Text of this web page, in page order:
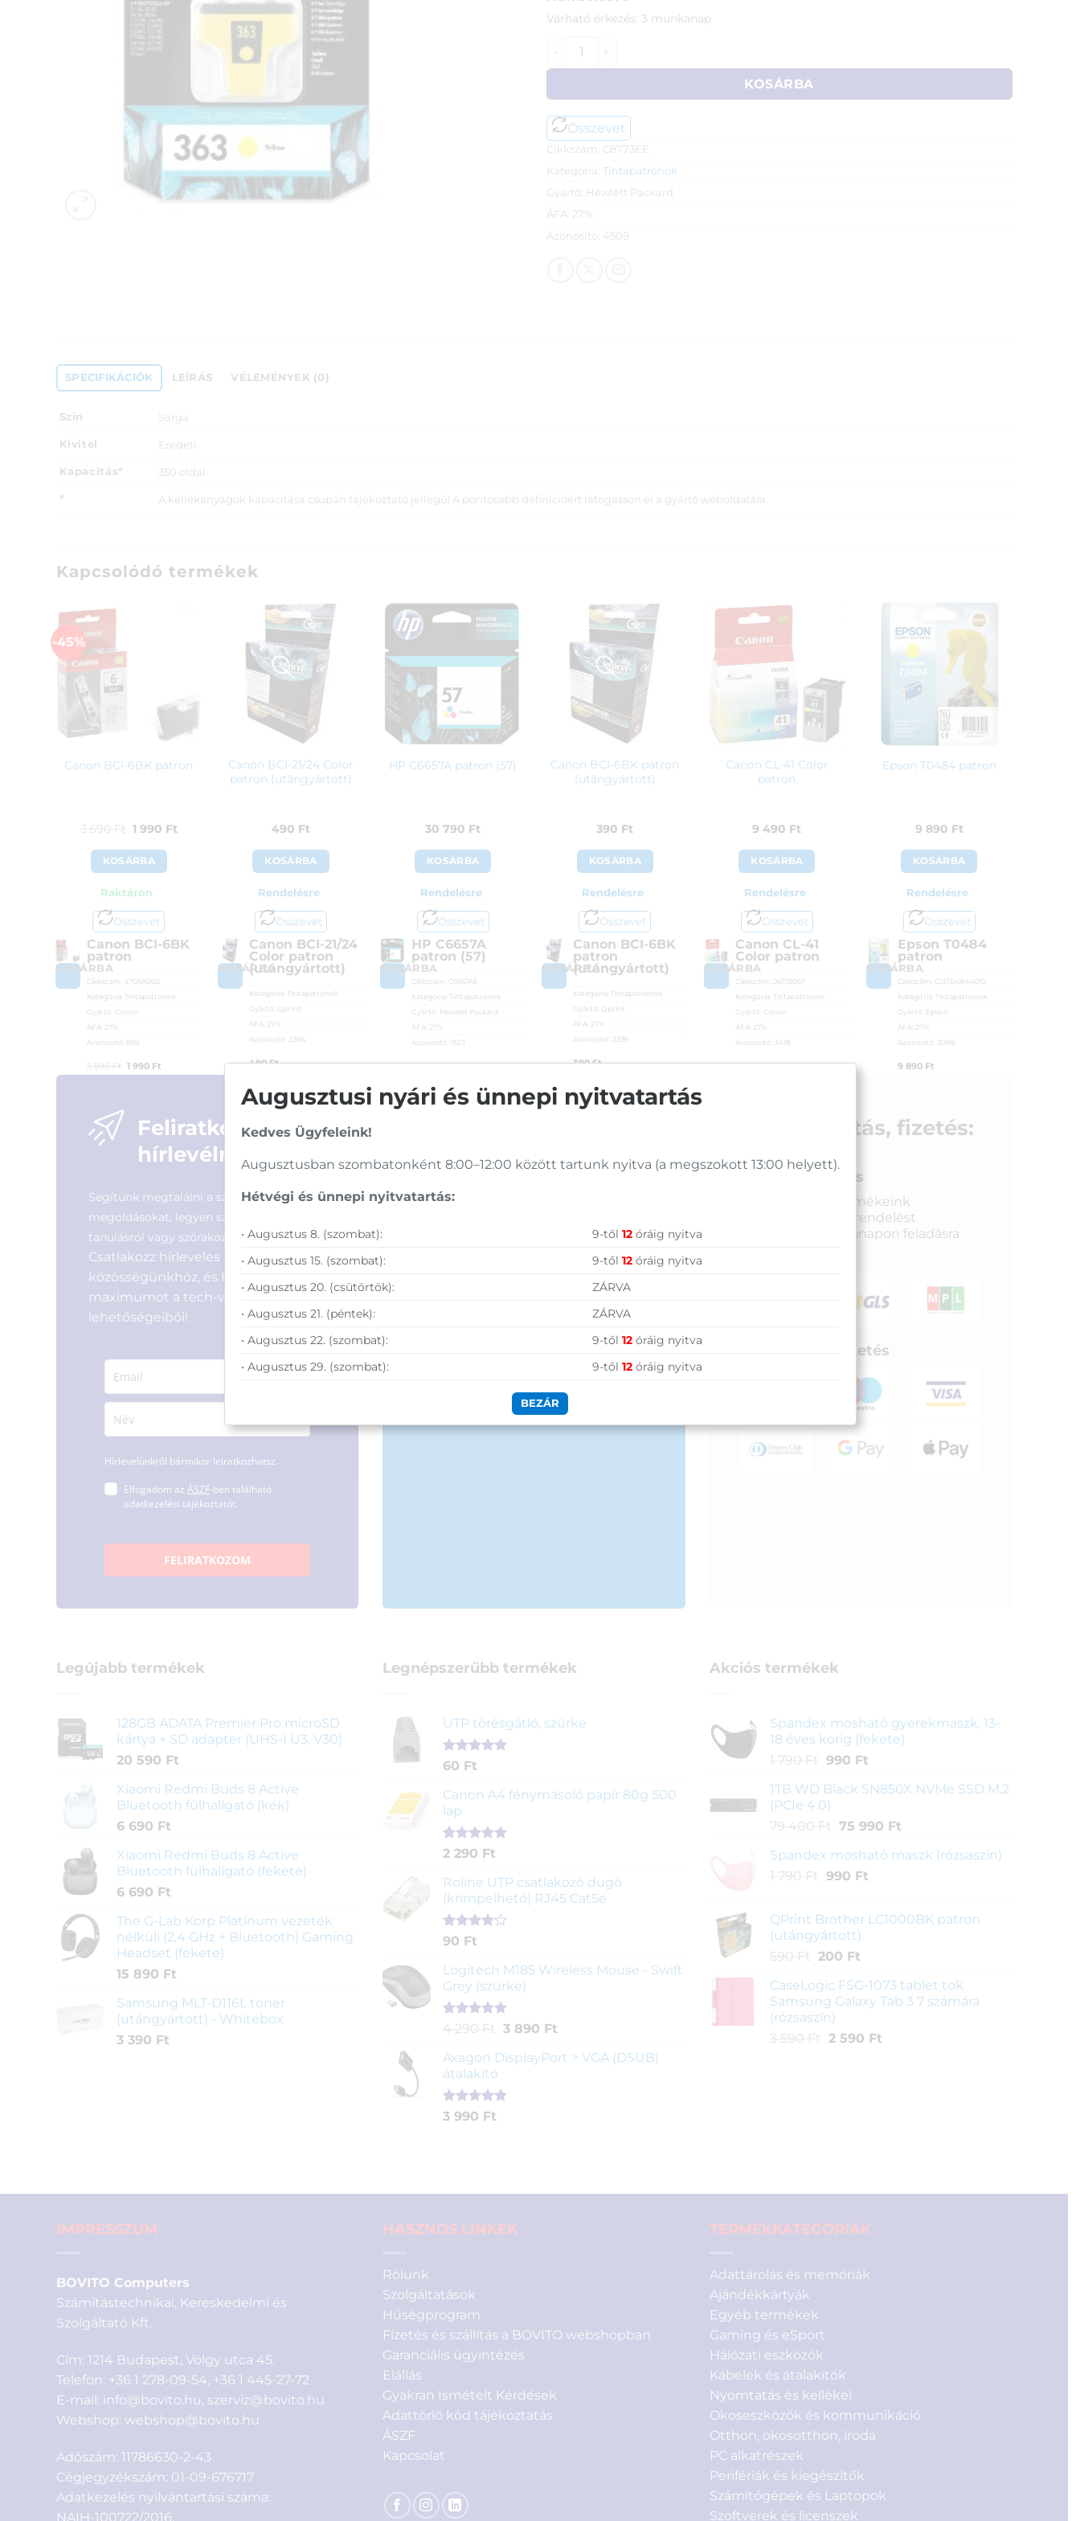
Várható érkezés: 3 munkanap
HP C8773EE patron (363) Yellow mennyiség
KOSÁRBA
Összevet
Cikkszám: C8773EE
Kategória: Tintapatronok
Gyártó: Hewlett Packard
ÁFA: 27%
Azonosító: 4509
SPECIFIKÁCIÓK LEÍRÁS VÉLEMÉNYEK (0)
Szín Sárga
Kivitel Eredeti
Kapacitás* 350 oldal
* A kellékanyagok kapacitása csupán tájékoztató jellegű! A pontosabb definícióért látogasson el a gyártó weboldalára.
Kapcsolódó termékek
-45%
Canon BCI-6BK patron
3 590 Ft Original
price
was:
3
590 Ft.
1 990 FtCurrent
KOSÁRBA
Raktáron
Összevet
KOSÁRBA
Canon BCI-6BK
patron
Cikkszám: 4705A002
Kategória:
Tintapatronok
Gyártó: Canon
ÁFA:
27%
Azonosító: 859
3 590Ft Original
590 Ft.
1 990 FtCurrent
990 Ft.
Canon BCI-21/24 Color
patron (utángyártott)
490 Ft
KOSÁRBA
Rendelésre
Összevet
KOSÁRBA
Canon BCI-21/24
Color patron
(utángyártott)
Kategória:
Tintapatronok
Gyártó: Qprint
ÁFA:
27%
Azonosító:
2394
490Ft
HP C6657A patron (57)
30 790 Ft
KOSÁRBA
Rendelésre
Összevet
KOSÁRBA
HP C6657A
patron (57)
Cikkszám: C6657AE
Kategória:
Tintapatronok
Gyártó: Hewlett Packard
ÁFA:
27%
Azonosító: 1523
30 790Ft
Canon BCI-6BK patron
(utángyártott)
390 Ft
KOSÁRBA
Rendelésre
Összevet
KOSÁRBA
Canon BCI-6BK
patron
(utángyártott)
Kategória:
Tintapatronok
Gyártó: Qprint
ÁFA:
27%
Azonosító:
2399
390Ft
Canon CL-41 Color
patron
9 490 Ft
KOSÁRBA
Rendelésre
Összevet
KOSÁRBA
Canon CL-41
Color patron
Cikkszám: 0617B001
Kategória:
Tintapatronok
Gyártó: Canon
ÁFA:
27%
Azonosító:
3418
9 490Ft
Epson T0484 patron
9 890 Ft
KOSÁRBA
Rendelésre
Összevet
KOSÁRBA
Epson T0484
patron
Cikkszám: C13T04844010
Kategória:
Tintapatronok
Gyártó: Epson
ÁFA:
27%
Azonosító:
3088
9 890 Ft
Feliratkozás
hírlevélre
Segítünk megtalálni a számodra legjobb
megoldásokat, legyen szó munkáról,
tanulásról vagy szórakozásról!
Csatlakozz hírleveles
közösségünkhöz, és hozd ki a
maximumot a tech-világ
lehetőségeiből!
Hírlevelünkről bármikor leiratkozhatsz.
Elfogadom az ÁSZF-ben található
adatkezelési tájékoztatót.
FELIRATKOZOM
50 000 Ft felett ingyenes szállítás
Szállítás, fizetés:
Gyors kiszállítás
Raktáron lévő termékeink
legkésőbb a megrendelést
követkető munkanapon feladásra
Biztonságos fizetés
Legújabb termékek
128GB ADATA Premier Pro microSD
kártya + SD adapter (UHS-I U3, V30)
20 590 Ft
Xiaomi Redmi Buds 8 Active
Bluetooth fülhallgató (kék)
6 690 Ft
Xiaomi Redmi Buds 8 Active
Bluetooth fülhallgató (fekete)
6 690 Ft
The G-Lab Korp Platinum vezeték
nélküli (2,4 GHz + Bluetooth) Gaming
Headset (fekete)
15 890 Ft
Samsung MLT-D116L toner
(utángyártott) - Whitebox
3 390 Ft
Legnépszerűbb termékek
UTP törésgátló, szürke
Értékelés
ből,
1
értékelés
alapján
60 Ft
Canon A4 fénymásoló papír 80g 500
lap
Értékelés
ből,
2
értékelés
alapján
2 290 Ft
Roline UTP csatlakozó dugó
(krimpelhető) RJ45 Cat5e
Értékelés
5-ből,
2
értékelés
alapján
90 Ft
Logitech M185 Wireless Mouse - Swift
Grey (szürke)
Értékelés
ből,
1
értékelés
alapján
4 290 Ft Original
was:
290 Ft.
3 890 FtCurrent
is:
Axagon DisplayPort > VGA (DSUB)
átalakító
Értékelés
1
3 990 Ft
Akciós termékek
Spandex mosható gyerekmaszk, 13-
18 éves korig (fekete)
1 790 Ft Original
was:
1
790 Ft.
990 FtCurrent
is:
1TB WD Black SN850X NVMe SSD M.2
(PCIe 4.0)
79 400 Ft Original
was:
79
75 990 FtCurrent
is:
Spandex mosható maszk (rózsaszín)
1 790 Ft Original
1
790 Ft.
990 FtCurrent
990 Ft.
QPrint Brother LC1000BK patron
(utángyártott)
590 Ft Original
was:
590 Ft.
200 FtCurrent
is:
200 Ft.
CaseLogic FSG-1073 tablet tok
Samsung Galaxy Tab 3 7 számára
(rózsaszín)
3 590 Ft Original
2 590 FtCurrent
IMPRESSZUM
BOVITO Computers
Számítástechnikai, Kereskedelmi és
Szolgáltató Kft.
Cím: 1214 Budapest, Völgy utca 45.
Telefon: +36 1 278-09-54, +36 1 445-27-72
E-mail: info@bovito.hu, szerviz@bovito.hu
Webshop: webshop@bovito.hu
Adószám: 11786630-2-43
Cégjegyzékszám: 01-09-676717
Adatkezelés nyilvántartási száma:
NAIH-100722/2016.
HASZNOS LINKEK
Rólunk
Szolgáltatások
Hűségprogram
Fizetés és szállítás a BOVITO webshopban
Garanciális ügyintézés
Elállás
Gyakran Ismételt Kérdések
Adattörlő kód tájékoztatás
ÁSZF
Kapcsolat
TERMÉKKATEGÓRIÁK
Adattárolás és memóriák
Ajándékkártyák
Egyéb termékek
Gaming és eSport
Hálózati eszközök
Kábelek és átalakítók
Nyomtatás és kellékei
Okoseszközök és kommunikáció
Otthon, okosotthon, iroda
PC alkatrészek
Perifériák és kiegészítők
Számítógépek és Laptopok
Szoftverek és licenszek
Augusztusi nyári és ünnepi nyitvatartás
Kedves Ügyfeleink!
Augusztusban szombatonként 8:00–12:00 között tartunk nyitva (a megszokott 13:00 helyett).
Hétvégi és ünnepi nyitvatartás:
• Augusztus 8. (szombat): 9-től 12óráig nyitva
• Augusztus 15. (szombat):
9-től 12óráig nyitva
• Augusztus 20. (csütörtök):
ZÁRVA
• Augusztus 21. (péntek):
ZÁRVA
• Augusztus 22. (szombat):
9-től 12óráig nyitva
• Augusztus 29. (szombat):
9-től 12óráig nyitva
BEZÁR